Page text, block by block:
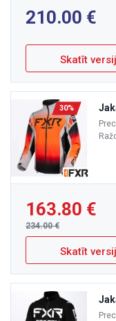
210.00
Skatīt
30%
163.80
234.00
Skatīt